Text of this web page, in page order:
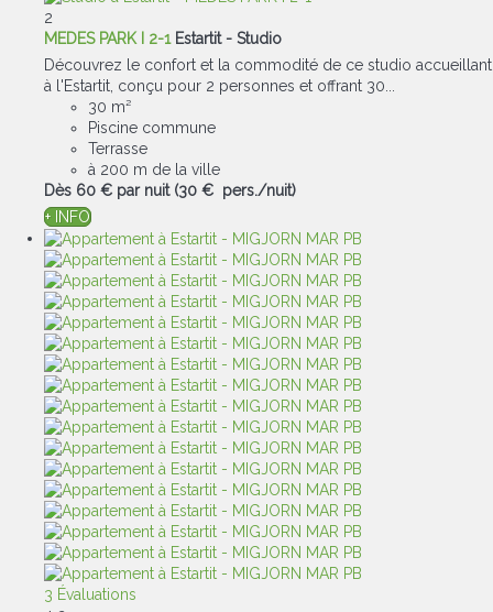
2
MEDES PARK I 2-1 Estartit - Studio
Découvrez le confort et la commodité de ce studio accueillant
à l'Estartit, conçu pour 2 personnes et offrant 30...
30 m²
Piscine commune
Terrasse
à 200 m de la ville
Dès 60 € par nuit (30 € pers./nuit)
+ INFO
3 Évaluations